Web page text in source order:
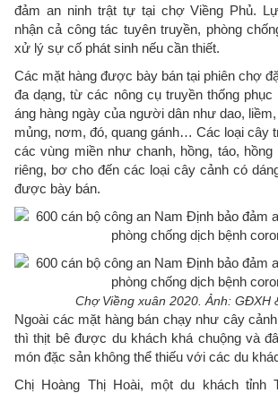
đảm an ninh trật tự tại chợ Viềng Phủ.
nhận cả công tác tuyên truyền, phòng
xử lý sự cố phát sinh nếu cần thiết.
Các mặt hàng được bày bán tại phiên chợ
đa dạng, từ các nông cụ truyền thống
áng hàng ngày của người dân như dao,
mủng, nơm, đó, quang gánh… Các loại cây
các vùng miền như chanh, hồng, táo,
riêng, bơ cho đến các loại cây cảnh có
được bày bán.
Chợ Viềng xuân 2020. Ảnh: GĐXH
Ngoài các mặt hàng bán chạy như cây
thì thịt bê được du khách khá chuộng và
món đặc sản không thể thiếu với các du
Chị Hoàng Thị Hoài, một du khách tỉnh